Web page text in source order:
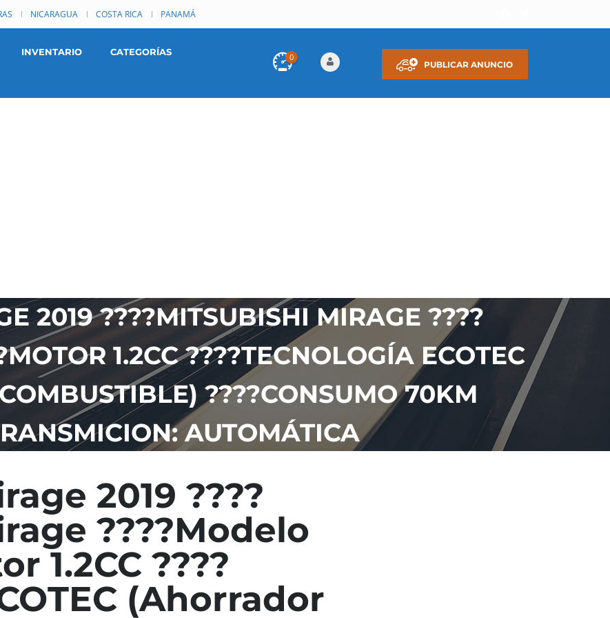
NICARAGUA COSTA RICA PANAMÁ
PUBLICAR ANUNCIO
0
INVENTARIO CATEGORÍAS
2019 ????MITSUBISHI MIRAGE ????
1.2CC ????TECNOLOGÍA ECOTEC
????CONSUMO 70KM
AUTOMÁTICA
2019 ????
????Modelo
1.2CC ????
(Ahorrador